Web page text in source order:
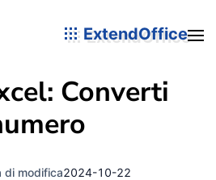
ExtendOffice
Converti
di modifica2024-10-22